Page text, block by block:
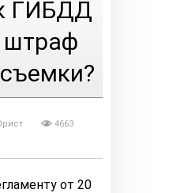
ГИБДД
штраф
4663
от 20